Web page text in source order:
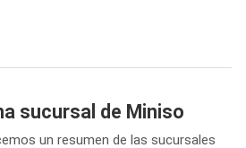
sucursal de Miniso
un resumen de las sucursales